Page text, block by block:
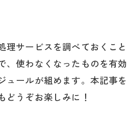
サービスを調べておくこと
、使わなくなったものを有効
ュールが組めます。本記事を
うぞお楽しみに！